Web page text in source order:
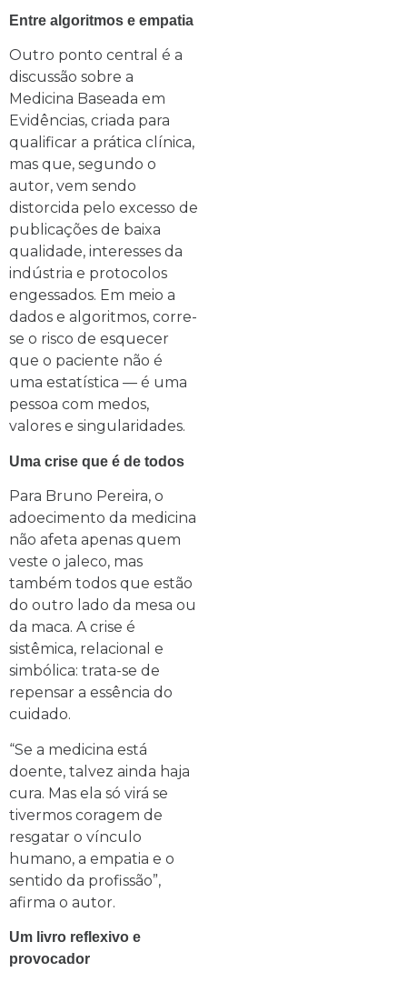
Entre algoritmos e empatia
Outro ponto central é a
discussão sobre a
Medicina Baseada em
Evidências, criada para
qualificar a prática clínica,
mas que, segundo o
autor, vem sendo
distorcida pelo excesso de
publicações de baixa
qualidade, interesses da
indústria e protocolos
engessados. Em meio a
dados e algoritmos, corre-
se o risco de esquecer
que o paciente não é
uma estatística — é uma
pessoa com medos,
valores e singularidades.
Uma crise que é de todos
Para Bruno Pereira, o
adoecimento da medicina
não afeta apenas quem
veste o jaleco, mas
também todos que estão
do outro lado da mesa ou
da maca. A crise é
sistêmica, relacional e
simbólica: trata-se de
repensar a essência do
cuidado.
“Se a medicina está
doente, talvez ainda haja
cura. Mas ela só virá se
tivermos coragem de
resgatar o vínculo
humano, a empatia e o
sentido da profissão”,
afirma o autor.
Um livro reflexivo e
provocador